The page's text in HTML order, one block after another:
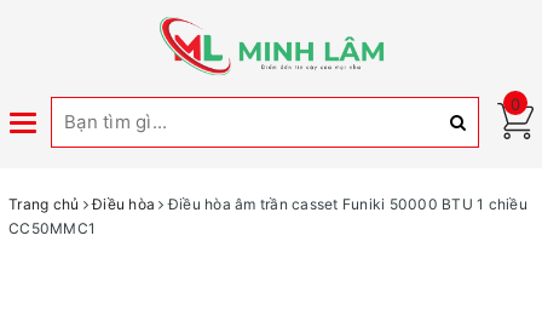
Toggle
0
Trang chủ Điều hòa
Điều hòa âm trần casset Funiki 50000 BTU 1 chiều
CC50MMC1